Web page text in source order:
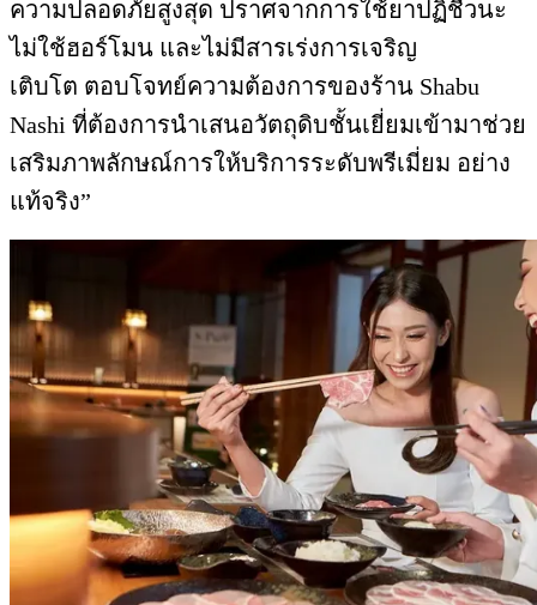
ความปลอดภัยสูงสุด ปราศจากการใช้ยาปฏิชีวนะ
ไม่ใช้ฮอร์โมน และไม่มีสารเร่งการเจริญ
เติบโต ตอบโจทย์ความต้องการของร้าน Shabu
Nashi ที่ต้องการนำเสนอวัตถุดิบชั้นเยี่ยมเข้ามาช่วย
เสริมภาพลักษณ์การให้บริการระดับพรีเมี่ยม อย่าง
แท้จริง”